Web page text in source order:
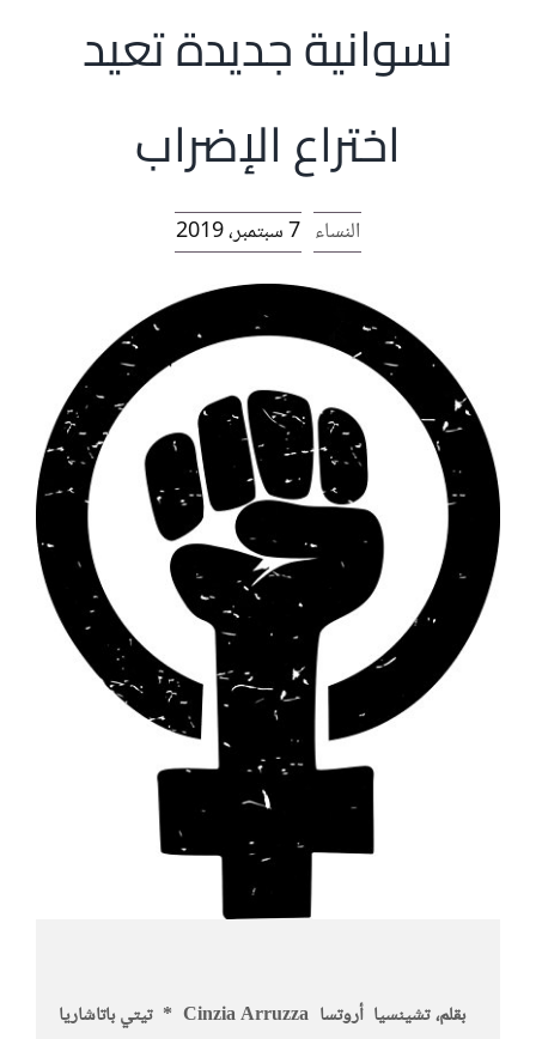
افتتاحية موقع المناضل-ة
نسوانية جديدة تعيد
اختراع الإضراب
النساء 7 سبتمبر، 2019
بقلم، تشينسيا أروتسا Cinzia Arruzza *
تيتي باتاشاريا